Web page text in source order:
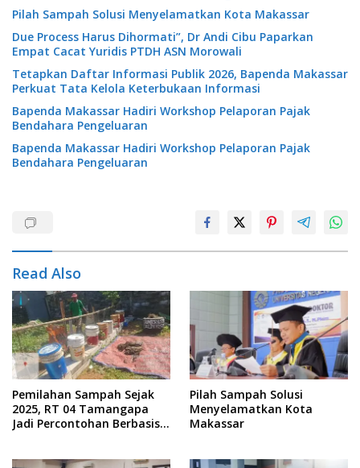
Pilah Sampah Solusi Menyelamatkan Kota Makassar
Due Process Harus Dihormati”, Dr Andi Cibu Paparkan
Empat Cacat Yuridis PTDH ASN Morowali
Tetapkan Daftar Informasi Publik 2026, Bapenda Makassar
Perkuat Tata Kelola Keterbukaan Informasi
Bapenda Makassar Hadiri Workshop Pelaporan Pajak
Bendahara Pengeluaran
Bapenda Makassar Hadiri Workshop Pelaporan Pajak
Bendahara Pengeluaran
Read Also
Pemilahan Sampah Sejak
2025, RT 04 Tamangapa
Jadi Percontohan Berbasis
Pilah Sampah Solusi
Menyelamatkan Kota
Makassar